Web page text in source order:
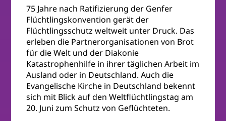
75 Jahre nach Ratifizierung der Genfer
Flüchtlingskonvention gerät der
Flüchtlingsschutz weltweit unter Druck. Das
erleben die Partnerorganisationen von Brot
für die Welt und der Diakonie
Katastrophenhilfe in ihrer täglichen Arbeit im
Ausland oder in Deutschland. Auch die
Evangelische Kirche in Deutschland bekennt
sich mit Blick auf den Weltflüchtlingstag am
20. Juni zum Schutz von Geflüchteten.